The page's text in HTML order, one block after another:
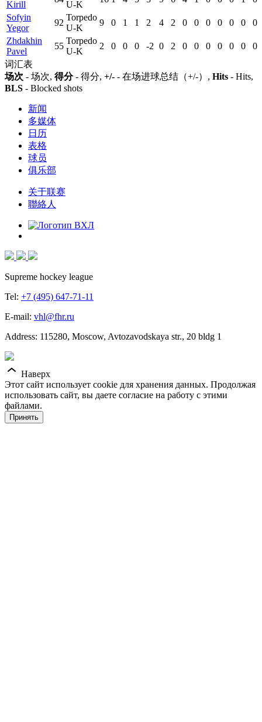
Kirill U-K
Sofyin
Yegor
92
Torpedo
U-K
9 0 1 1 2 4 2 0 0 0 0 0 0
0
Zhdakhin
Pavel
55
Torpedo
U-K
2 0 0 0 -2 0 2 0 0 0 0 0 0
0
词汇表
场次 - 场次, 得分- 得分, +/- - 在场进球总结（+/-）, Hits - Hits,
BLS - Blocked shots
新闻
多媒体
日历
表格
球员
俱乐部
关于联赛
聯絡人
Supreme hockey league
Tel: +7 (495) 647-71-11
E-mail: vhl@fhr.ru
Address: 115280, Moscow, Avtozavodskaya str., 20 bldg 1
Наверх
Этот сайт использует cookie для хранения данных. Продолжая
использовать сайт, вы даете согласие на работу с этими
файлами.
Принять